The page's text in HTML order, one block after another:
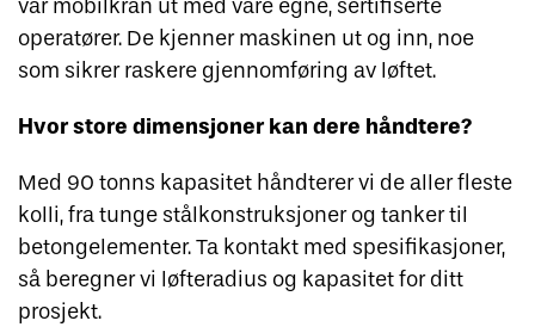
vår mobilkran ut med våre egne, sertifiserte
operatører. De kjenner maskinen ut og inn, noe
som sikrer raskere gjennomføring av løftet.
Hvor store dimensjoner kan dere håndtere?
Med 90 tonns kapasitet håndterer vi de aller fleste
kolli, fra tunge stålkonstruksjoner og tanker til
betongelementer. Ta kontakt med spesifikasjoner,
så beregner vi løfteradius og kapasitet for ditt
prosjekt.